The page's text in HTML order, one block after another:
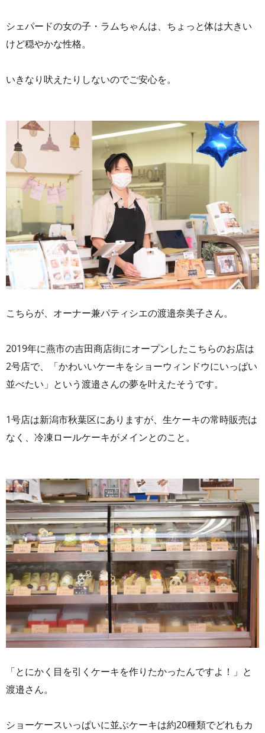
シェパードの女の子・ラムちゃんは、ちょっと体は大きい
けど穏やかな性格。
いきなり吠えたりしないのでご安心を。
こちらが、オーナー兼パティシエの渡邉奈美子さん。
2019年に燕市の吉田商店街にオープンしたこちらのお店は
2号店で、「かわいいケーキをショーウィンドウにいっぱい
並べたい」という渡邉さんの夢を叶えたそうです。
1号店は新潟市秋葉区にありますが、生ケーキの常時販売は
なく、冷凍ロールケーキがメインとのこと。
「とにかく目を引くケーキを作りたかったんですよ！」と
渡邉さん。
ショーケースいっぱいに並ぶケーキは約20種類でどれもカ